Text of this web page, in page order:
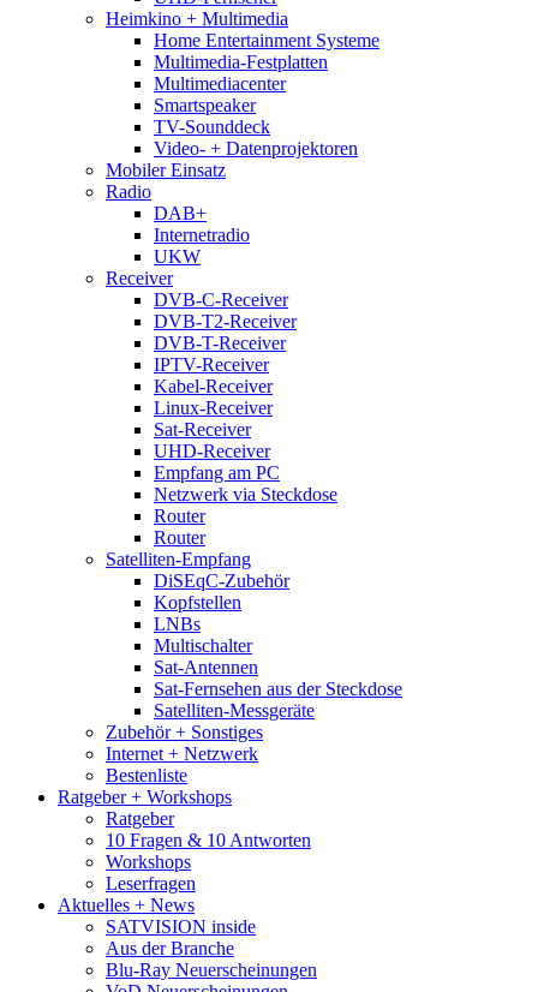
Heimkino + Multimedia
Home Entertainment Systeme
Multimedia-Festplatten
Multimediacenter
Smartspeaker
TV-Sounddeck
Video- + Datenprojektoren
Mobiler Einsatz
Radio
DAB+
Internetradio
UKW
Receiver
DVB-C-Receiver
DVB-T2-Receiver
DVB-T-Receiver
IPTV-Receiver
Kabel-Receiver
Linux-Receiver
Sat-Receiver
UHD-Receiver
Empfang am PC
Netzwerk via Steckdose
Router
Router
Satelliten-Empfang
DiSEqC-Zubehör
Kopfstellen
LNBs
Multischalter
Sat-Antennen
Sat-Fernsehen aus der Steckdose
Satelliten-Messgeräte
Zubehör + Sonstiges
Internet + Netzwerk
Bestenliste
Ratgeber + Workshops
Ratgeber
10 Fragen & 10 Antworten
Workshops
Leserfragen
Aktuelles + News
SATVISION inside
Aus der Branche
Blu-Ray Neuerscheinungen